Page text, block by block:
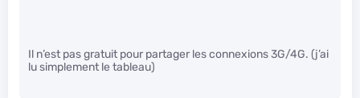
Il n’est pas gratuit pour partager les connexions 3G/4G. (j’ai
lu simplement le tableau)